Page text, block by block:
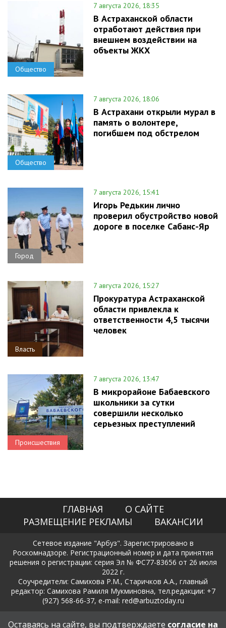
Общество
7 августа 2026, 18:35
В Астраханской области
отработают действия при
внешнем воздействии на
объекты ЖКХ
Общество
7 августа 2026, 18:06
В Астрахани открыли мурал в
память о волонтере,
погибшем под обстрелом
Город
7 августа 2026, 15:41
Игорь Редькин лично
проверил обустройство новой
дороге в поселке Сабанс-Яр
Власть
7 августа 2026, 15:27
Прокуратура Астраханской
области привлекла к
ответственности 4,5 тысячи
человек
Происшествия
7 августа 2026, 13:47
В микрорайоне Бабаевского
школьники за сутки
совершили несколько
серьезных преступлений
ГЛАВНАЯ
О САЙТЕ
РАЗМЕЩЕНИЕ РЕКЛАМЫ
ВАКАНСИИ
Сетевое издание "Арбуз". Зарегистрировано в
Роскомнадзоре. Регистрационный номер и дата принятия
решения о регистрации: серия Эл № ФС77-83656 от 26 июля
2022 г.
Соучредители: Самихова Р.М., Старичков А.А., главный
редактор: Самихова Рамиля Мукминовна, тел.редакции: +7
(927) 568-66-37, e-mail: red@arbuztoday.ru
Политика в отношении обработки и защиты персональных
Оставаясь на сайте, вы подтверждаете согласие на